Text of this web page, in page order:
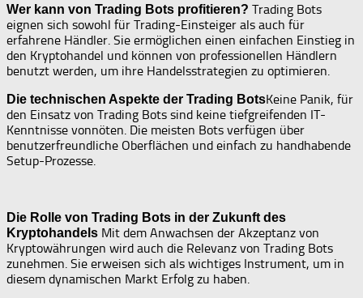
Wer kann von Trading Bots profitieren? Trading Bots
eignen sich sowohl für Trading-Einsteiger als auch für
erfahrene Händler. Sie ermöglichen einen einfachen Einstieg in
den Kryptohandel und können von professionellen Händlern
benutzt werden, um ihre Handelsstrategien zu optimieren.
Die technischen Aspekte der Trading BotsKeine Panik, für
den Einsatz von Trading Bots sind keine tiefgreifenden IT-
Kenntnisse vonnöten. Die meisten Bots verfügen über
benutzerfreundliche Oberflächen und einfach zu handhabende
Setup-Prozesse.
Die Rolle von Trading Bots in der Zukunft des
Kryptohandels Mit dem Anwachsen der Akzeptanz von
Kryptowährungen wird auch die Relevanz von Trading Bots
zunehmen. Sie erweisen sich als wichtiges Instrument, um in
diesem dynamischen Markt Erfolg zu haben.